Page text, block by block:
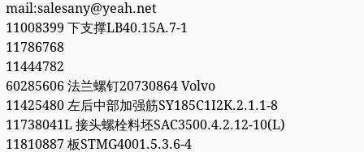
mail:salesany@yeah.net
11008399 下支撑LB40.15A.7-1
11786768
11444782
60285606 法兰螺钉20730864 Volvo
11425480 左后中部加强筋SY185C1I2K.2.1.1-8
11738041L 接头螺栓料坯SAC3500.4.2.12-10(L)
11810887 板STMG4001.5.3.6-4